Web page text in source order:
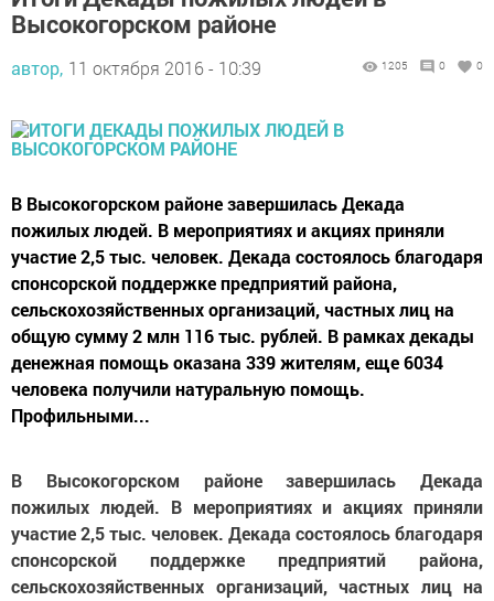
Высокогорском районе
автор, 11 октября 2016 - 10:39 1205 0 0
В Высокогорском районе завершилась Декада
пожилых людей. В мероприятиях и акциях приняли
участие 2,5 тыс. человек. Декада состоялось благодаря
спонсорской поддержке предприятий района,
сельскохозяйственных организаций, частных лиц на
общую сумму 2 млн 116 тыс. рублей. В рамках декады
денежная помощь оказана 339 жителям, еще 6034
человека получили натуральную помощь.
Профильными...
В Высокогорском районе завершилась Декада
пожилых людей. В мероприятиях и акциях приняли
участие 2,5 тыс. человек. Декада состоялось благодаря
спонсорской поддержке предприятий района,
сельскохозяйственных организаций, частных лиц на